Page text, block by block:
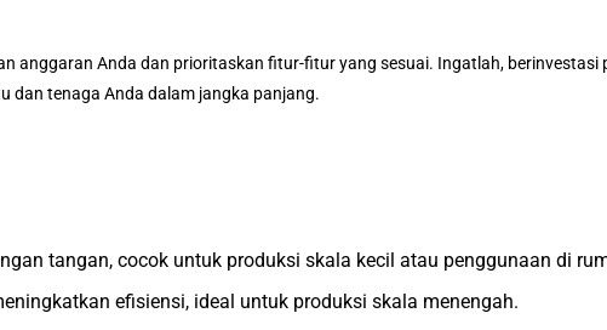
anggaran Anda dan prioritaskan fitur-fitur yang sesuai. Ingatlah, berinvestasi
dan tenaga Anda dalam jangka panjang.
tangan, cocok untuk produksi skala kecil atau penggunaan di
efisiensi, ideal untuk produksi skala menengah.